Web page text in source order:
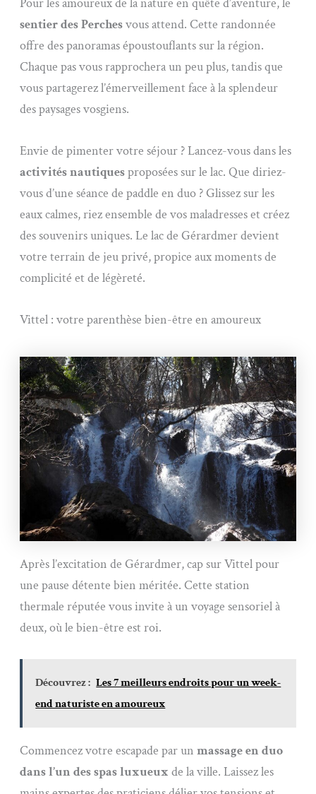
sentier des Perchesvous attend. Cette randonnée
offre des panoramas époustouflants sur la région.
Chaque pas vous rapprochera un peu plus, tandis que
vous partagerez l’émerveillement face à la splendeur
des paysages vosgiens.
Envie de pimenter votre séjour ? Lancez-vous dans les
activités nautiquesproposées sur le lac. Que diriez-
vous d’une séance de paddle en duo ? Glissez sur les
eaux calmes, riez ensemble de vos maladresses et créez
des souvenirs uniques. Le lac de Gérardmer devient
votre terrain de jeu privé, propice aux moments de
complicité et de légèreté.
Vittel : votre parenthèse bien-être en amoureux
Après l’excitation de Gérardmer, cap sur Vittel pour
une pause détente bien méritée. Cette station
thermale réputée vous invite à un voyage sensoriel à
deux, où le bien-être est roi.
Découvrez : Les 7 meilleurs endroits pour un week-
end naturiste en amoureux
Commencez votre escapade par unmassage en duo
dans l’un des spas luxueux de la ville. Laissez les